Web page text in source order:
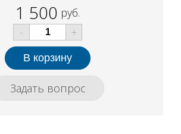
1 500 руб.
-
+
Задать вопрос